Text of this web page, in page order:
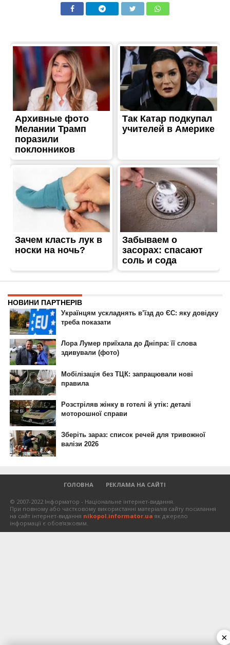
ГОЛОВНА РЕКЛАМА НА САЙТІ
© 2007-2022 Інформатор - Національне інтернет-видання.
При повному або частковому використанні матеріалів сайту посилання
на сайт інтернет-видання nikopol.informator.ua як джерело
інформації є обов'язковим.
×